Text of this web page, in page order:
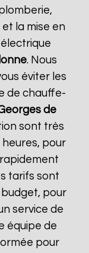
la mise en
. Nous
éviter les
de chauffe-
de
sont très
heures, pour
tarifs sont
pour
service de
équipe de
pour